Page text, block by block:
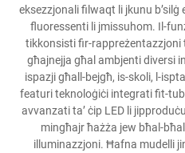
eksezzjonali filwaqt li jkunu
fluoressenti li jmissuhom. Il-
tikkonsisti fir-rappreżentazzjoni
għajnejja għal ambjenti diversi
ispazji għall-bejgħ, is-skoli, l-
featuri teknoloġiċi integrati fit-
avvanzati ta’ ċip LED li
mingħajr ħażża jew bħal-
illuminazzjoni. Ħafna mudelli